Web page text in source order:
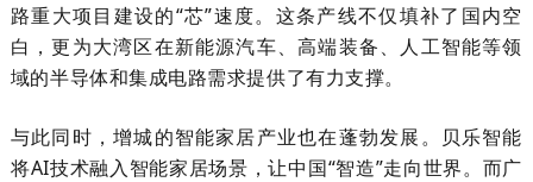
路重大项目建设的“芯”速度。这条产线不仅填补了国内空
白，更为大湾区在新能源汽车、高端装备、人工智能等领
域的半导体和集成电路需求提供了有力支撑。
与此同时，增城的智能家居产业也在蓬勃发展。贝乐智能
将AI技术融入智能家居场景，让中国“智造”走向世界。而广